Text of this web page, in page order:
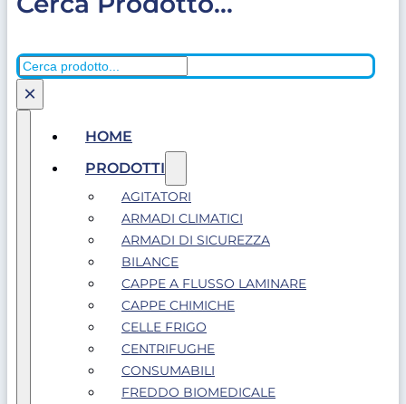
Cerca
×
HOME
PRODOTTI
AGITATORI
ARMADI CLIMATICI
ARMADI DI SICUREZZA
BILANCE
CAPPE A FLUSSO LAMINARE
CAPPE CHIMICHE
CELLE FRIGO
CENTRIFUGHE
CONSUMABILI
FREDDO BIOMEDICALE